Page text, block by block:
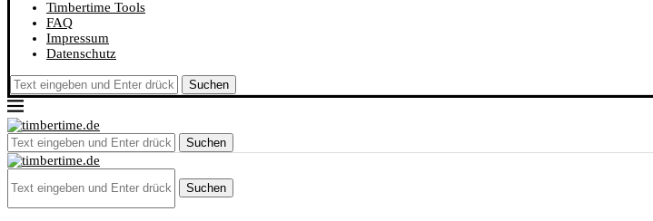
Timbertime Tools
FAQ
Impressum
Datenschutz
Suchen
Suchen
Suchen